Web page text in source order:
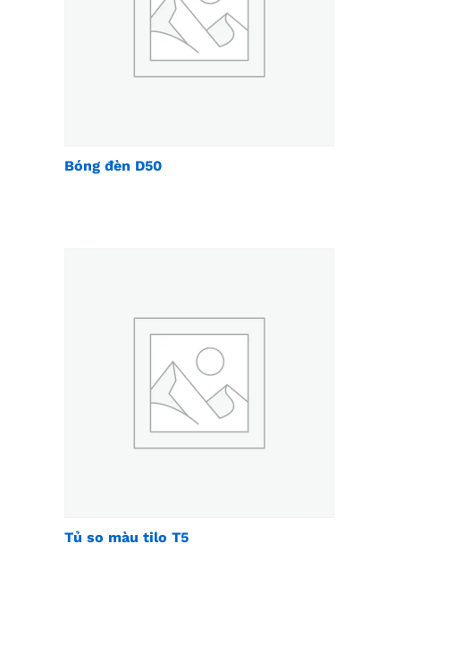
Bóng đèn D50
Tủ so màu tilo T5